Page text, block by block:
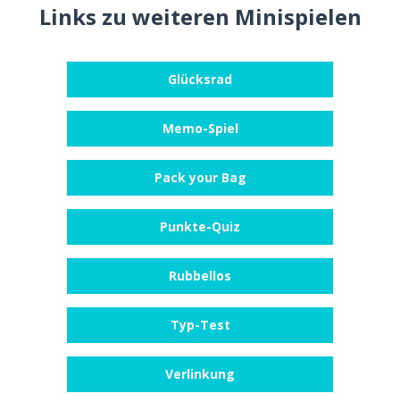
Links zu weiteren Minispielen
Glücksrad
Memo-Spiel
Pack your Bag
Punkte-Quiz
Rubbellos
Typ-Test
Verlinkung